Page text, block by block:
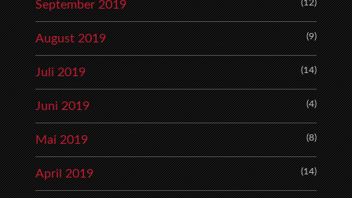
September 2019 (12)
August 2019 (9)
Juli 2019 (14)
Juni 2019 (4)
Mai 2019 (8)
April 2019 (14)